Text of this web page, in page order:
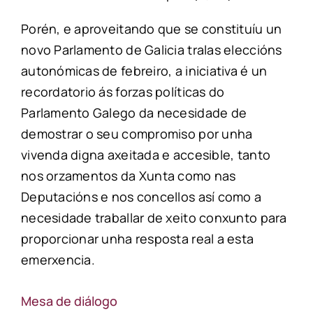
Porén, e aproveitando que se constituíu un
novo Parlamento de Galicia tralas eleccións
autonómicas de febreiro, a iniciativa é un
recordatorio ás forzas políticas do
Parlamento Galego da necesidade de
demostrar o seu compromiso por unha
vivenda digna axeitada e accesible, tanto
nos orzamentos da Xunta como nas
Deputacións e nos concellos así como a
necesidade traballar de xeito conxunto para
proporcionar unha resposta real a esta
emerxencia.
Mesa de diálogo